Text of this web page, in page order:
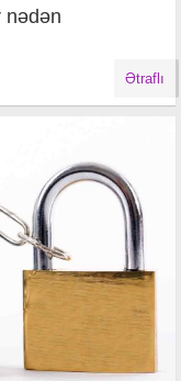
nədən
Ətraflı